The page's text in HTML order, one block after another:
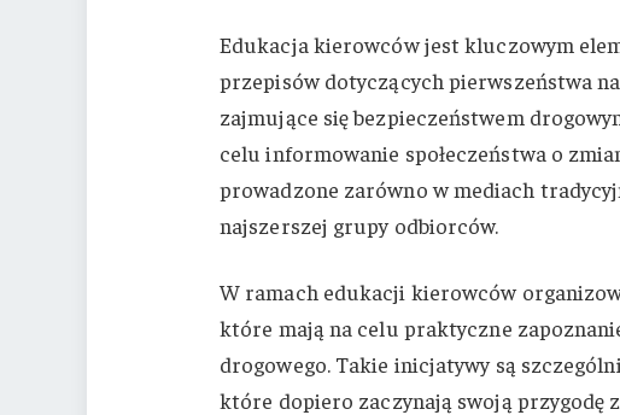
Edukacja kierowców jest kluczowym
przepisów dotyczących pierwszeństwa
zajmujące się bezpieczeństwem
celu informowanie społeczeństwa o
prowadzone zarówno w mediach
najszerszej grupy odbiorców.
W ramach edukacji kierowców
które mają na celu praktyczne
drogowego. Takie inicjatywy są
które dopiero zaczynają swoją przygodę